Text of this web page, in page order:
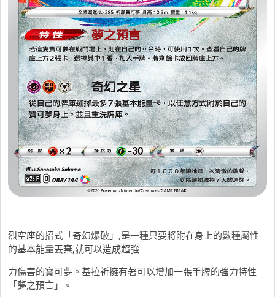
烈空座的招式「奇幻爆破」,是一種只要將附在身上的數種屬性
的基本能量丟棄,就可以造成超強
力傷害的寶可夢。基拉祈擁有著可以增加一張手牌的強力特性
「夢之預言」。